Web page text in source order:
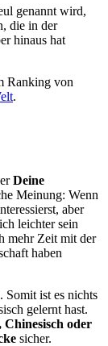
genannt wird,
die in der
hinaus hat
Ranking von
.
Deine
Meinung: Wenn
aber
leichter sein
mehr Zeit mit der
haben
Somit ist es nichts
gelernt hast.
Chinesisch oder
sicher.